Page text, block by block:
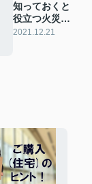
知っておくと
役立つ火災保
険の個人賠償
2021.12.21